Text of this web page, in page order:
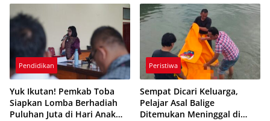
Pendidikan
Yuk Ikutan! Pemkab Toba
Siapkan Lomba Berhadiah
Puluhan Juta di Hari Anak
Peristiwa
Sempat Dicari Keluarga,
Pelajar Asal Balige
Ditemukan Meninggal di